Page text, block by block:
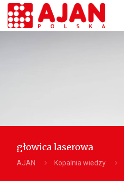
głowica laserowa
AJAN Kopalnia wiedzy